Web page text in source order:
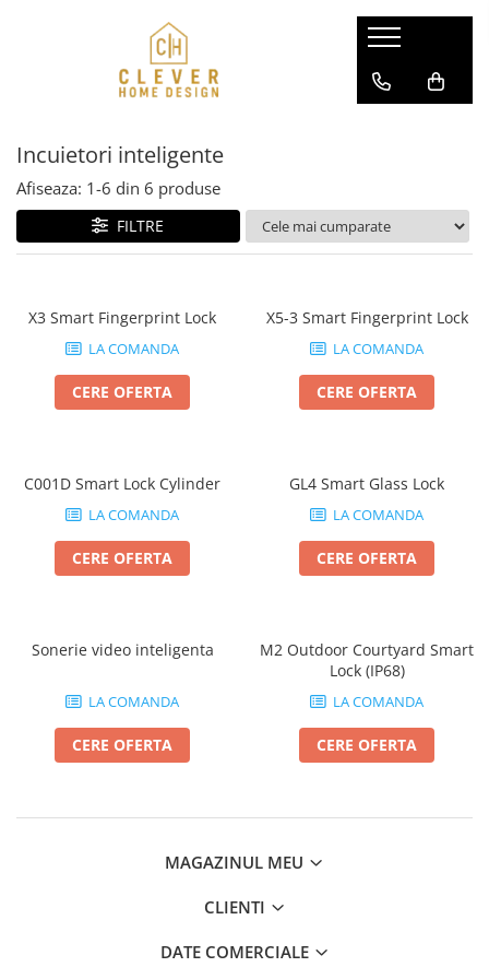
Usi pentru case
Modele usi aluminiu-otel DS82
Modele usi aluminiu-otel AC68
Modele usi aluminiu-otel ATU68
Separeuri din aluminiu
Usi interior din aluminiu si sticla
Incuietori inteligente
Afiseaza: 1-6 din 6 produse
FILTRE
X3 Smart Fingerprint Lock
LA COMANDA
CERE OFERTA
X5-3 Smart Fingerprint Lock
LA COMANDA
CERE OFERTA
C001D Smart Lock Cylinder
LA COMANDA
CERE OFERTA
GL4 Smart Glass Lock
LA COMANDA
CERE OFERTA
Sonerie video inteligenta
LA COMANDA
CERE OFERTA
M2 Outdoor Courtyard Smart
Lock (IP68)
LA COMANDA
CERE OFERTA
MAGAZINUL MEU
CLIENTI
DATE COMERCIALE